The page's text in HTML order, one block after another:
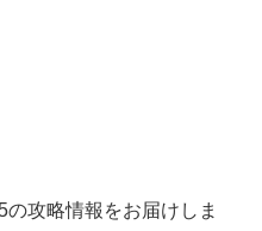
攻略情報をお届けしま